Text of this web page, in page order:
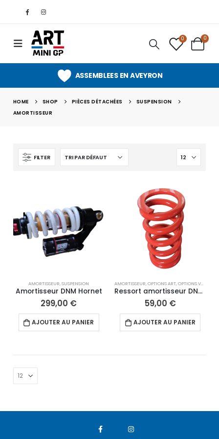
0 0
ASSEMBLEES EN AVEYRON
HOME SHOP PIÈCES DÉTACHÉES
SUSPENSION
AMORTISSEUR
FILTER
AMORTISSEUR,SUSPENSION
Amortisseur DNM Hornet
299,00 €
AJOUTER AU PANIER
AMORTISSEUR,OPTIONS ART,OPTIONS VMC
Ressort amortisseur DNM 700 LBS 130 MM
59,00 €
AJOUTER AU PANIER